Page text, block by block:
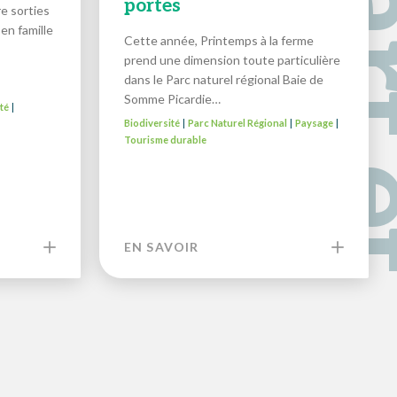
sorties
famille
|
portes
Cette année, Printemps à la ferme
prend une dimension toute particulière
dans le Parc naturel régional Baie de
Somme Picardie…
Biodiversité| Parc Naturel Régional Paysage|
Tourisme durable
EN SAVOIR